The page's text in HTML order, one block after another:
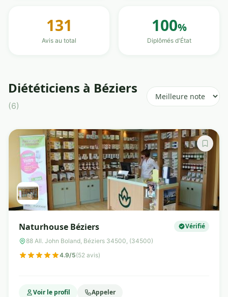
131
Avis au total
100%
Diplômés d'État
Diététiciens à Béziers
(6)
Naturhouse Béziers Vérifié
88 All. John Boland, Béziers 34500, (34500)
4.9/5(52 avis)
Voir le profil Appeler